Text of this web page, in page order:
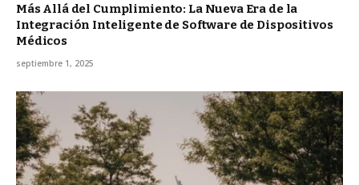
Más Allá del Cumplimiento: La Nueva Era de la
Integración Inteligente de Software de Dispositivos
Médicos
septiembre 1, 2025